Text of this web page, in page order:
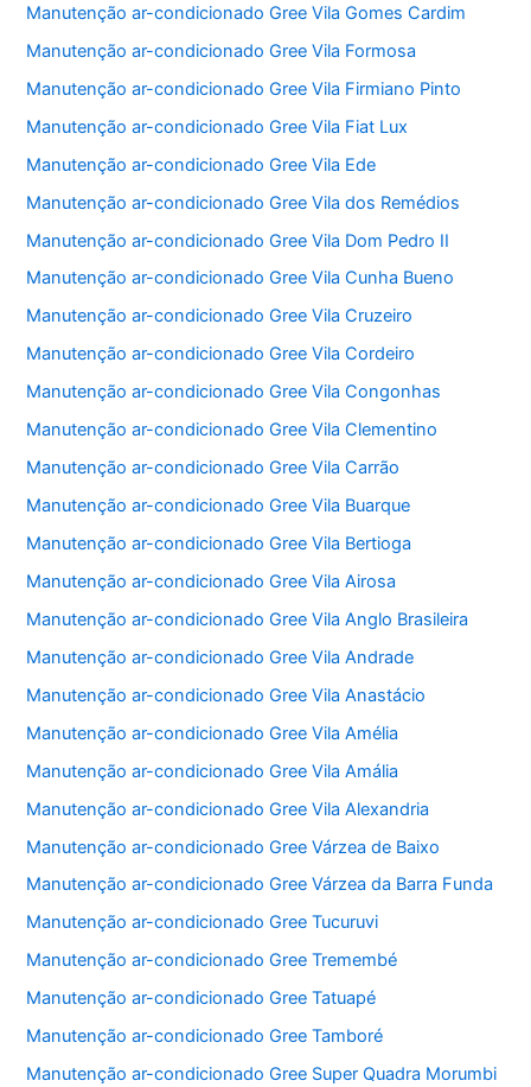
Manutenção ar-condicionado Gree Vila Gomes Cardim
Manutenção ar-condicionado Gree Vila Formosa
Manutenção ar-condicionado Gree Vila Firmiano Pinto
Manutenção ar-condicionado Gree Vila Fiat Lux
Manutenção ar-condicionado Gree Vila Ede
Manutenção ar-condicionado Gree Vila dos Remédios
Manutenção ar-condicionado Gree Vila Dom Pedro II
Manutenção ar-condicionado Gree Vila Cunha Bueno
Manutenção ar-condicionado Gree Vila Cruzeiro
Manutenção ar-condicionado Gree Vila Cordeiro
Manutenção ar-condicionado Gree Vila Congonhas
Manutenção ar-condicionado Gree Vila Clementino
Manutenção ar-condicionado Gree Vila Carrão
Manutenção ar-condicionado Gree Vila Buarque
Manutenção ar-condicionado Gree Vila Bertioga
Manutenção ar-condicionado Gree Vila Airosa
Manutenção ar-condicionado Gree Vila Anglo Brasileira
Manutenção ar-condicionado Gree Vila Andrade
Manutenção ar-condicionado Gree Vila Anastácio
Manutenção ar-condicionado Gree Vila Amélia
Manutenção ar-condicionado Gree Vila Amália
Manutenção ar-condicionado Gree Vila Alexandria
Manutenção ar-condicionado Gree Várzea de Baixo
Manutenção ar-condicionado Gree Várzea da Barra Funda
Manutenção ar-condicionado Gree Tucuruvi
Manutenção ar-condicionado Gree Tremembé
Manutenção ar-condicionado Gree Tatuapé
Manutenção ar-condicionado Gree Tamboré
Manutenção ar-condicionado Gree Super Quadra Morumbi